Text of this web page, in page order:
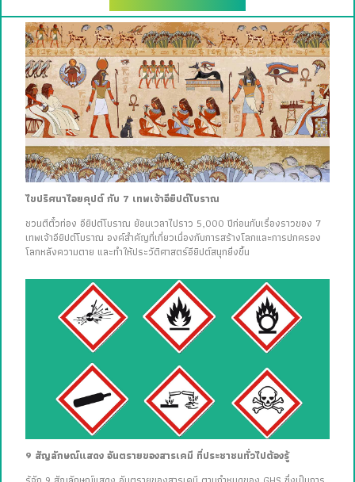
ไขปริศนาไอยคุปต์ กับ 7 เทพเจ้าอียิปต์โบราณ
ชวนตีตั๋วท่อง อียิปต์โบราณ ย้อนเวลาไปราว 5,000 ปีก่อนกับเรื่องราวของ 7
เทพเจ้าอียิปต์โบราณ องค์สำคัญที่เกี่ยวเนื่องกับการสร้างโลกและการปกครอง
โลกหลังความตาย และทำให้ประวัติศาสตร์อียิปต์สนุกยิ่งขึ้น
9 สัญลักษณ์แสดง อันตรายของสารเคมี ที่ประชาชนทั่วไปต้องรู้